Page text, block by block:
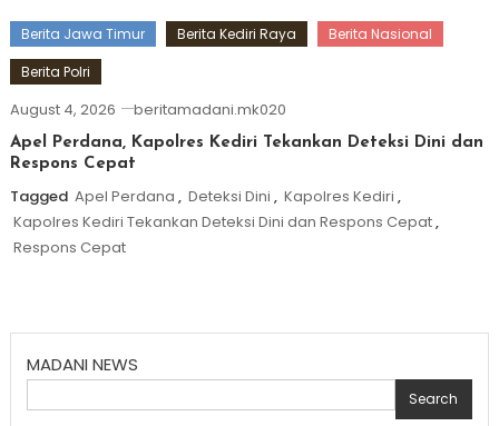
Berita Jawa Timur Berita Kediri Raya
Berita Nasional
Berita Polri
August 4, 2026 beritamadani.mk020
Apel Perdana, Kapolres Kediri Tekankan Deteksi Dini dan
Respons Cepat
Tagged Apel Perdana , Deteksi Dini , Kapolres Kediri ,
Kapolres Kediri Tekankan Deteksi Dini dan Respons Cepat,
Respons Cepat
MADANI NEWS
Search